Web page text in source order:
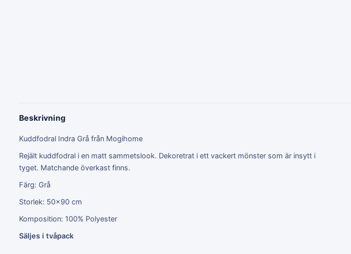
Beskrivning
Kuddfodral Indra Grå från Mogihome
Rejält kuddfodral i en matt sammetslook. Dekoretrat i ett vackert mönster som är insytt i
tyget. Matchande överkast finns.
Färg: Grå
Storlek: 50x90 cm
Komposition: 100% Polyester
Säljes i tvåpack